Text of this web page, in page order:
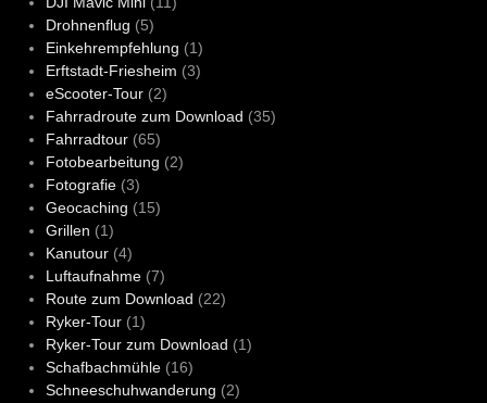
Drohnenflug (5)
Einkehrempfehlung (1)
Erftstadt-Friesheim (3)
eScooter-Tour(2)
Fahrradroute zum Download (35)
Fahrradtour(65)
Fotobearbeitung (2)
Fotografie(3)
Geocaching (15)
Grillen (1)
Kanutour(4)
Luftaufnahme(7)
Route zum Download (22)
Ryker-Tour(1)
Ryker-Tour zum Download (1)
Schafbachmühle(16)
Schneeschuhwanderung (2)